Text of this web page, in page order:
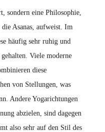
sondern eine Philosophie,
Asanas, aufweist. Im
häufig sehr ruhig und
Viele moderne
diese
von Stellungen, was
Andere Yogarichtungen
abzielen, sind dagegen
also sehr auf den Stil des